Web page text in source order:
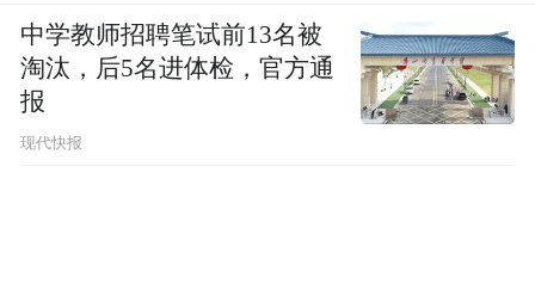
中学教师招聘笔试前13名被
淘汰，后5名进体检，官方通
报
现代快报